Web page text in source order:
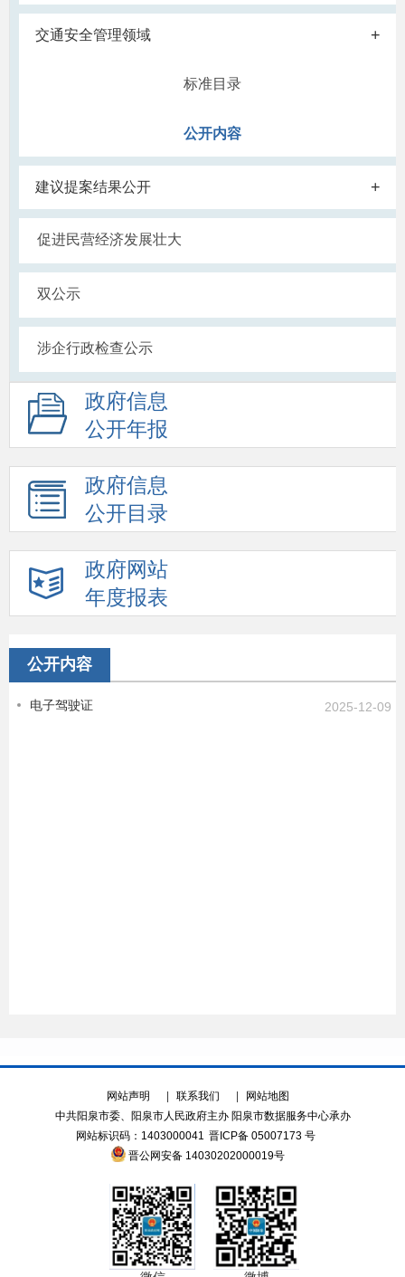
交通安全管理领域 +
标准目录
公开内容
建议提案结果公开 +
促进民营经济发展壮大
双公示
涉企行政检查公示
政府信息
公开年报
政府信息
公开目录
政府网站
年度报表
公开内容
电子驾驶证 2025-12-09